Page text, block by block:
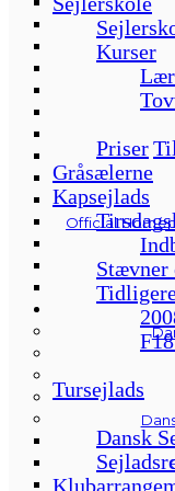
Official
Kurser
Lær
Priser
Gråsælerne
Kapsejlads
Stævner
Tursejlads
Dansk